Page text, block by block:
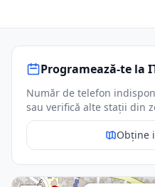
Programează-te la
Număr de telefon
sau verifică alte stații din
Obține